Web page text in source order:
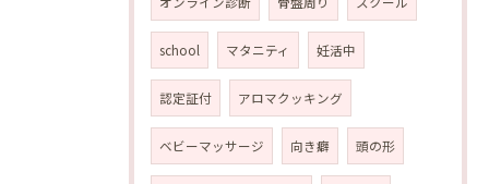
school マタニティ 妊活中
認定証付 アロマクッキング
ベビーマッサージ 向き癖 頭の形